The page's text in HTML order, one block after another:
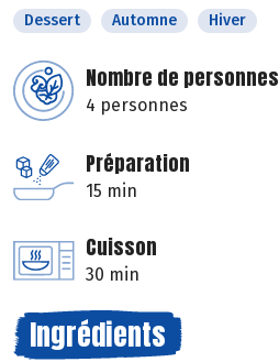
Dessert Automne Hiver
Nombre de personnes
4 personnes
Préparation
15 min
Cuisson
30 min
Ingrédients